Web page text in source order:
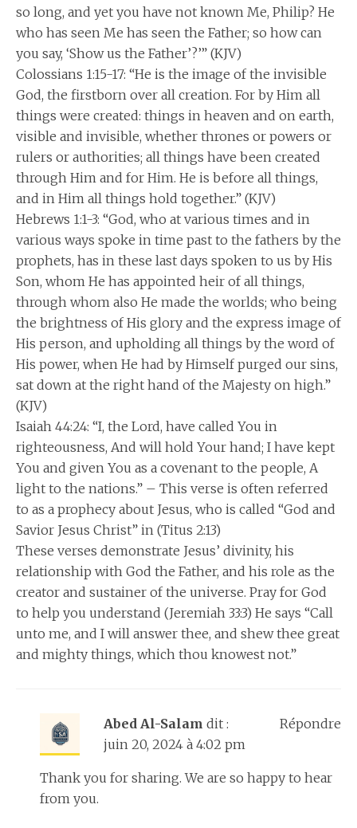
so long, and yet you have not known Me, Philip? He
who has seen Me has seen the Father; so how can
you say, ‘Show us the Father’?’” (KJV)
Colossians 1:15-17: “He is the image of the invisible
God, the firstborn over all creation. For by Him all
things were created: things in heaven and on earth,
visible and invisible, whether thrones or powers or
rulers or authorities; all things have been created
through Him and for Him. He is before all things,
and in Him all things hold together.” (KJV)
Hebrews 1:1-3: “God, who at various times and in
various ways spoke in time past to the fathers by the
prophets, has in these last days spoken to us by His
Son, whom He has appointed heir of all things,
through whom also He made the worlds; who being
the brightness of His glory and the express image of
His person, and upholding all things by the word of
His power, when He had by Himself purged our sins,
sat down at the right hand of the Majesty on high.”
(KJV)
Isaiah 44:24: “I, the Lord, have called You in
righteousness, And will hold Your hand; I have kept
You and given You as a covenant to the people, A
light to the nations.” – This verse is often referred
to as a prophecy about Jesus, who is called “God and
Savior Jesus Christ” in (Titus 2:13)
These verses demonstrate Jesus’ divinity, his
relationship with God the Father, and his role as the
creator and sustainer of the universe. Pray for God
to help you understand (Jeremiah 33:3) He says “Call
unto me, and I will answer thee, and shew thee great
and mighty things, which thou knowest not.”
Abed Al-Salam dit :
juin 20, 2024 à 4:02 pm
Thank you for sharing. We are so happy to hear
from you.
Répondre